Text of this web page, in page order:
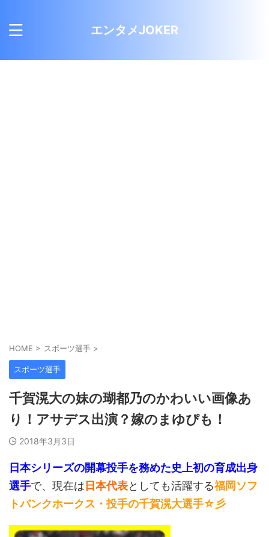
エンタメJOKER
HOME > スポーツ選手 >
スポーツ選手
千賀滉大の妹の瑚都乃のかわいい画像あ
り！アサデス出演？嫁のまゆぴも！
2018年3月3日
日本シリーズの開幕投手を務めた史上初の育成出身
選手で、現在は 日本代表としても活躍する福岡ソフ
トバンクホークス・投手の千賀滉大選手☆彡